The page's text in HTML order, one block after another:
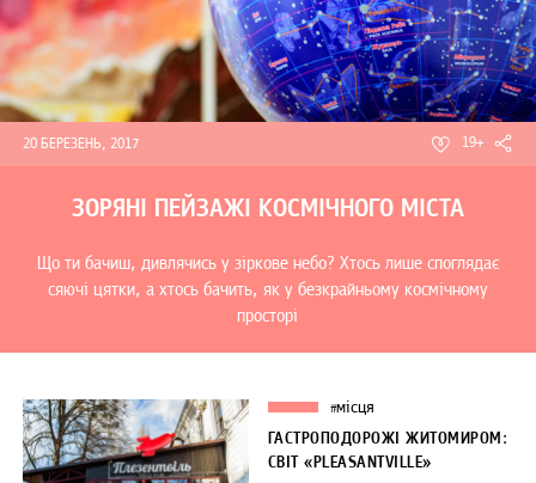
20 БЕРЕЗЕНЬ, 2017 19+
ЗОРЯНІ ПЕЙЗАЖІ КОСМІЧНОГО МІСТА
Що ти бачиш, дивлячись у зіркове небо? Хтось лише споглядає
сяючі цятки, а хтось бачить, як у безкрайньому космічному
просторі
#місця
ГАСТРОПОДОРОЖІ ЖИТОМИРОМ:
СВІТ «PLEASANTVILLE»